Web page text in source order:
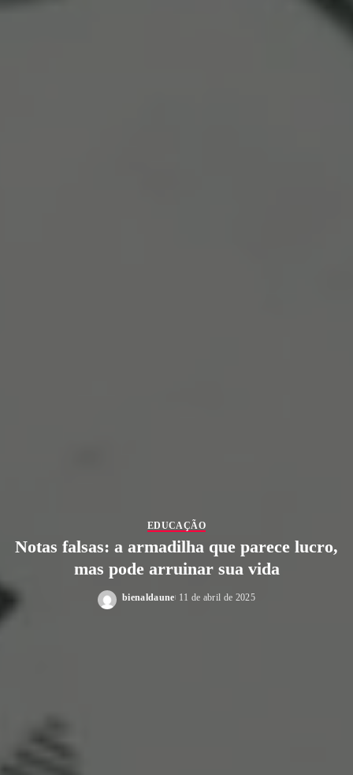
EDUCAÇÃO
Notas falsas: a armadilha que parece lucro,
mas pode arruinar sua vida
Posted
bienaldaune 11 de abril de 2025